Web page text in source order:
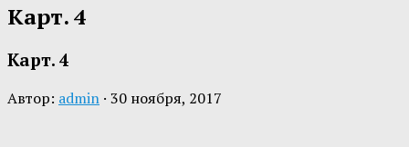
Карт. 4
Карт. 4
Автор: admin · 30 ноября, 2017